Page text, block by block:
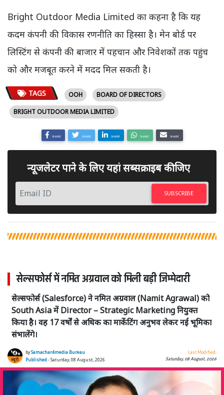
Bright Outdoor Media Limited का कहना है कि यह
कदम कंपनी की विकास रणनीति का हिस्सा है। मेन बोर्ड पर
लिस्टिंग से कंपनी की बाजार में पहचान और निवेशकों तक पहुंच
को और मजबूत करने में मदद मिल सकती है।
TAGS OOH
BOARD OF DIRECTORS
BRIGHT OUTDOOR MEDIA LIMITED
SHARE SHARE SHARE SHARE SHARE
न्यूजलेटर पाने के लिए यहां सब्सक्राइब कीजिए
SUBSCRIBE
सेल्सफोर्स में नमित अग्रवाल को मिली बड़ी जिम्मेदारी
सेल्सफोर्स (Salesforce) ने नमित अग्रवाल (Namit Agrawal) को
South Asia में Director – Strategic Marketing नियुक्त
किया है। वह 17 वर्षों से अधिक का मार्केटिंग अनुभव लेकर नई भूमिका
संभालेंगे।
bySamachar4media Bureau
Published- Saturday, 08 August, 2026
Last Modified:
Saturday, 08 August, 2026